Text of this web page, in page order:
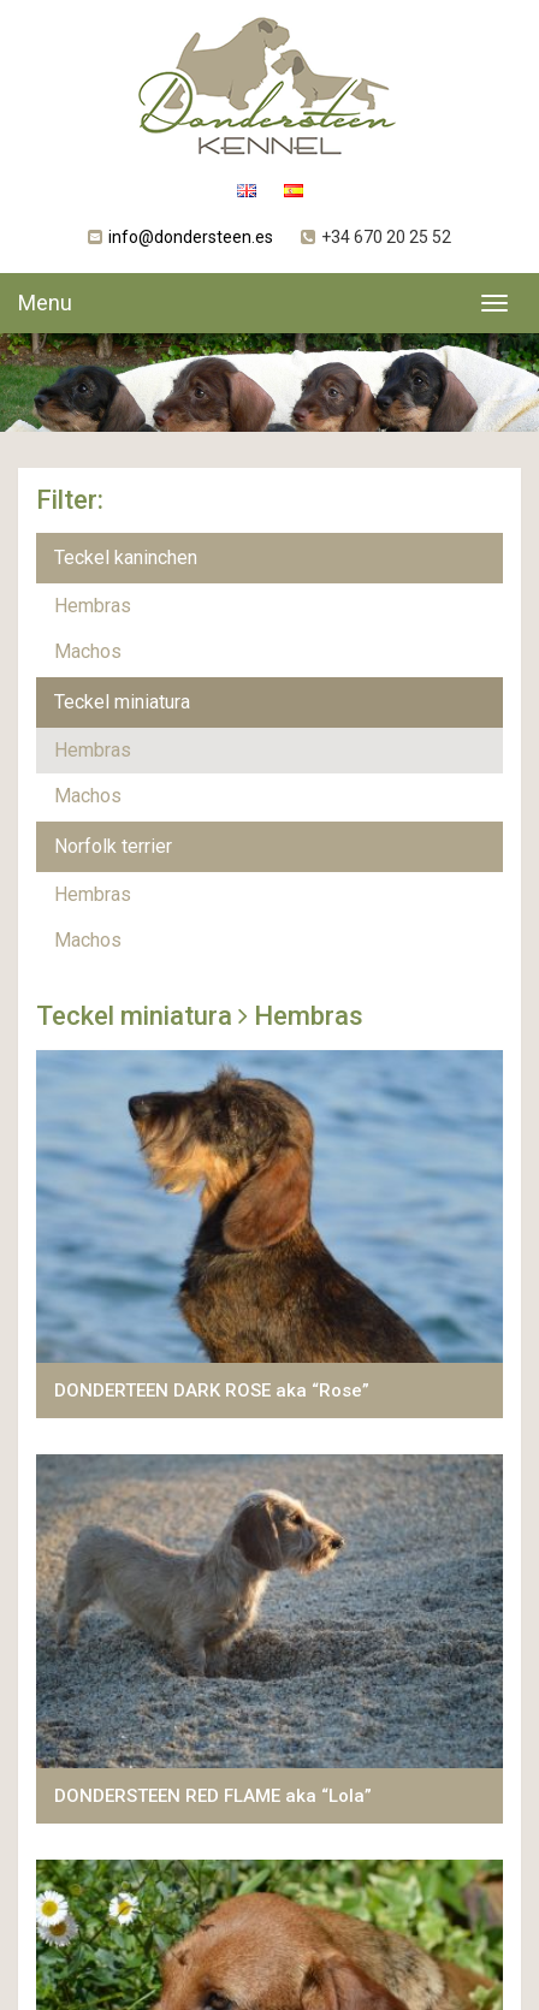
info@dondersteen.es +34 670 20 25 52
Menu
Filter:
Teckel kaninchen
Hembras
Machos
Teckel miniatura
Hembras
Machos
Norfolk terrier
Hembras
Machos
Teckel miniatura Hembras
DONDERTEEN DARK ROSE aka “Rose”
DONDERSTEEN RED FLAME aka “Lola”